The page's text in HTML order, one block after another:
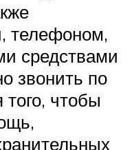
телефоном,
средствами
звонить по
чтобы